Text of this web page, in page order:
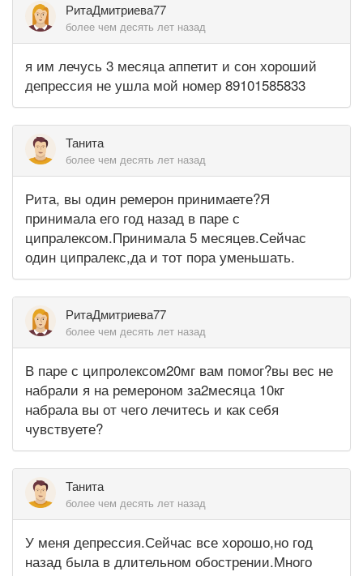
РитаДмитриева77
более чем десять лет назад
я им лечусь 3 месяца аппетит и сон хороший
депрессия не ушла мой номер 89101585833
Танита
более чем десять лет назад
Рита, вы один ремерон принимаете?Я
принимала его год назад в паре с
ципралексом.Принимала 5 месяцев.Сейчас
один ципралекс,да и тот пора уменьшать.
РитаДмитриева77
более чем десять лет назад
В паре с ципролексом20мг вам помог?вы вес не
набрали я на ремероном за2месяца 10кг
набрала вы от чего лечитесь и как себя
чувствуете?
Танита
более чем десять лет назад
У меня депрессия.Сейчас все хорошо,но год
назад была в длительном обострении.Много